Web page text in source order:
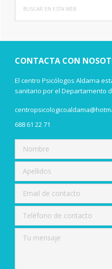
Barra
lateral
principal
esta
CONTACTA CON
El centro Psicólogos Aldama
sanitario por el Departamento
688 61 22 71